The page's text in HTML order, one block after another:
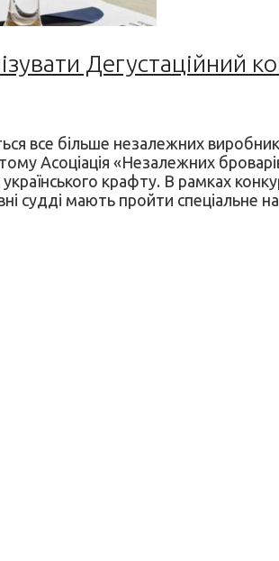
Дегустаційний
все більше незалежних
Асоціація «Незалежних
крафту. В рамках
судді мають пройти спеціальне